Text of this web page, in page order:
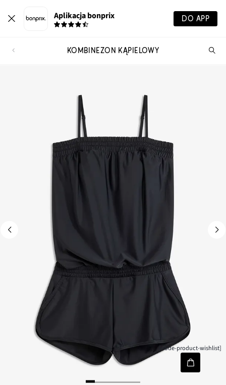
Aplikacja bonprix DO APP
KOMBINEZON KĄPIELOWY
[node-product-wishlist]